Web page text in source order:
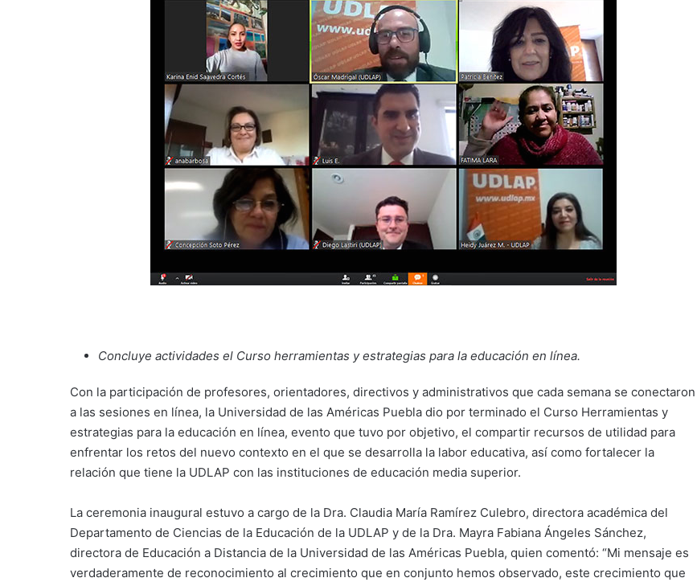
Concluye actividades el Curso herramientas y estrategias para la educación en línea.
Con la participación de profesores, orientadores, directivos y administrativos que cada semana se conectaron
a las sesiones en línea, la Universidad de las Américas Puebla dio por terminado el Curso Herramientas y
estrategias para la educación en línea, evento que tuvo por objetivo, el compartir recursos de utilidad para
enfrentar los retos del nuevo contexto en el que se desarrolla la labor educativa, así como fortalecer la
relación que tiene la UDLAP con las instituciones de educación media superior.
La ceremonia inaugural estuvo a cargo de la Dra. Claudia María Ramírez Culebro, directora académica del
Departamento de Ciencias de la Educación de la UDLAP y de la Dra. Mayra Fabiana Ángeles Sánchez,
directora de Educación a Distancia de la Universidad de las Américas Puebla, quien comentó: “Mi mensaje es
verdaderamente de reconocimiento al crecimiento que en conjunto hemos observado, este crecimiento que